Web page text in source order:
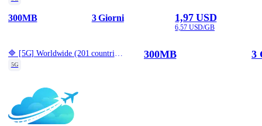
300MB 3 Giorni 1,97 USD
6,57 USD/GB
5G
300MB 3